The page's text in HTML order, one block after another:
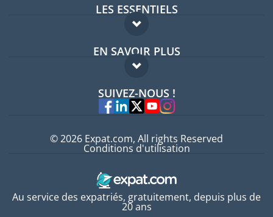
LES ESSENTIELS
Forum expatriés
Guides pays
EN SAVOIR PLUS
FAQ
Experts
SUIVEZ-NOUS !
Au service des expatriés, gratuitement, depuis plus de
20 ans
© 2026 Expat.com, All rights Reserved
Conditions d'utilisation